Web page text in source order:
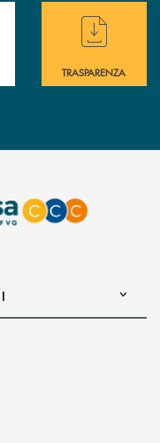
immediata?
Hai bisogno di
TRASPARENZA
di posta elettronica)
di posta elettronica)